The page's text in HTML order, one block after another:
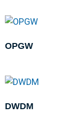
OPGW
DWDM